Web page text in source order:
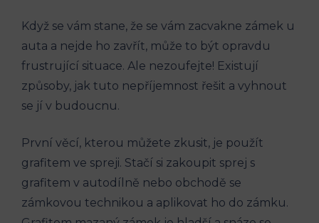
Když⁢ se ‌vám stane, že se ⁢vám zacvakne ‌zámek u
auta a nejde ho ⁤zavřít, může to být opravdu
frustrující ‍situace. Ale nezoufejte! Existují
způsoby, jak ‍tuto nepříjemnost řešit a vyhnout
se jí v ⁣budoucnu.
První věcí, kterou můžete zkusit,‌ je použít
grafitem ve spreji. ⁣Stačí si zakoupit sprej s
grafitem v‌ autodílně ‍nebo‍ obchodě‌ se
zámkovou ‌technikou ‌a aplikovat ​ho do zámku.